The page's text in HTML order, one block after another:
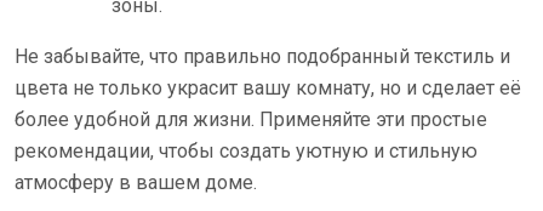
зоны.
Не забывайте, что правильно подобранный текстиль и
цвета не только украсит вашу комнату, но и сделает её
более удобной для жизни. Применяйте эти простые
рекомендации, чтобы создать уютную и стильную
атмосферу в вашем доме.